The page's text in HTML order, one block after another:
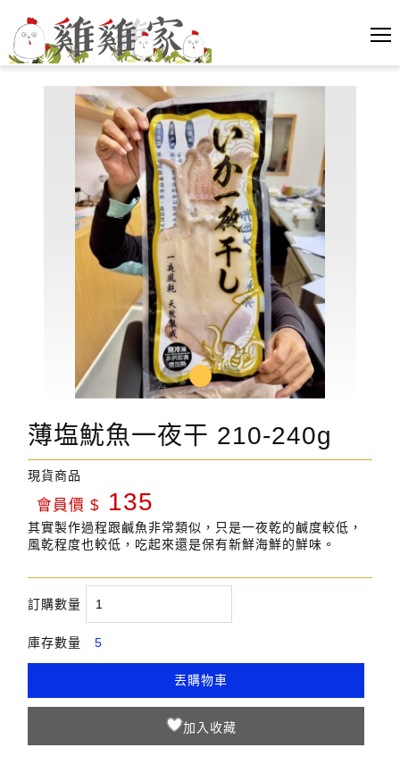
薄塩魷魚一夜干 210-240g
現貨商品
會員價 $ 135
其實製作過程跟鹹魚非常類似，只是一夜乾的鹹度較低，
風乾程度也較低，吃起來還是保有新鮮海鮮的鮮味。
訂購數量
庫存數量 5
丟購物車